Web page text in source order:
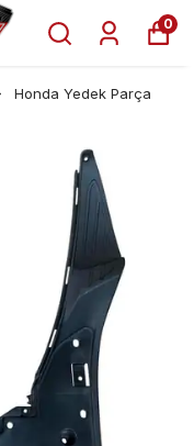
0
Honda Yedek Parça